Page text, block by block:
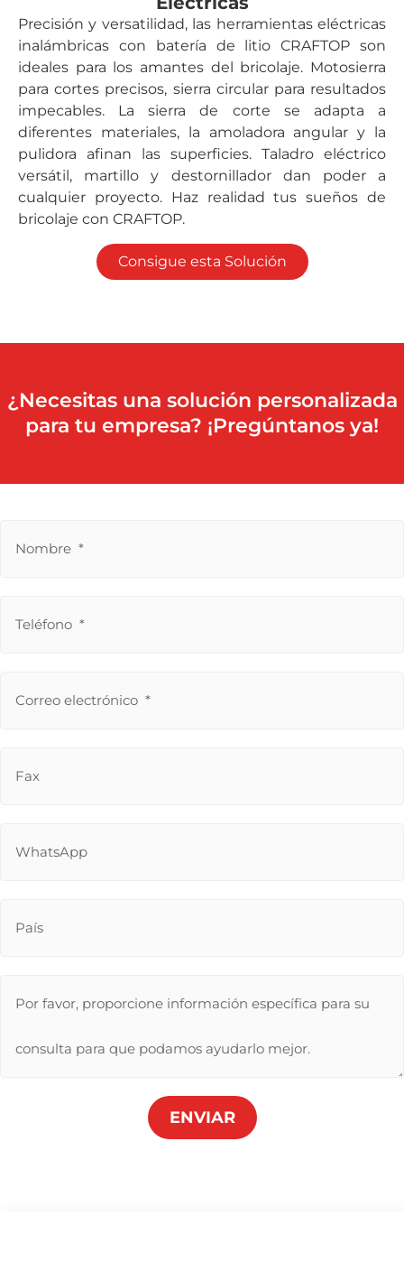
Precisión y versatilidad, las herramientas eléctricas
inalámbricas con batería de litio CRAFTOP son
ideales para los amantes del bricolaje. Motosierra
para cortes precisos, sierra circular para resultados
impecables. La sierra de corte se adapta a
diferentes materiales, la amoladora angular y la
pulidora afinan las superficies. Taladro eléctrico
versátil, martillo y destornillador dan poder a
cualquier proyecto. Haz realidad tus sueños de
bricolaje con CRAFTOP.
Consigue esta Solución
¿Necesitas una solución personalizada
para tu empresa? ¡Pregúntanos ya!
ENVIAR